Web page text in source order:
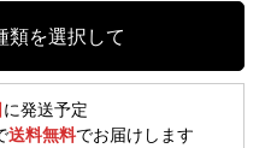
類を選択して
に発送予定
送料無料でお届けします